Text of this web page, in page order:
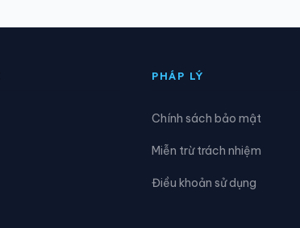
Xã Thông Nông
PHÁP LÝ
Chính sách bảo mật
Miễn trừ trách nhiệm
Điều khoản sử dụng